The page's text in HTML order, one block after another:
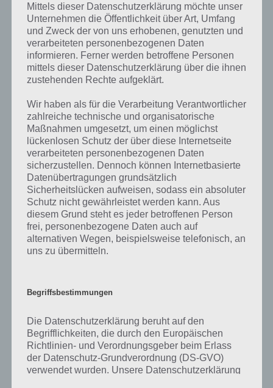
Kurze Begriffserklärung zur Lösung
Signal
Bilder 1 Wort, doch welche Bedeutung hat dieses eigentlich und was
gibt es dazu zu wissen? Passt das Wort auch zu Auf der Baustelle? Zu
bestimmten Lösungen präsentieren wir daher auch immer eine
kurze Begriffserklärung!
Zu Signal haben wir zunächst keine weiteren Informationen parat!
Auf WhatsApp teilen Teilen auf Facebook
Mehr Artikel hier auf Touchportal
Mittels dieser Datenschutzerklärung möchte unser
Unternehmen die Öffentlichkeit über Art, Umfang
und Zweck der von uns erhobenen, genutzten und
verarbeiteten personenbezogenen Daten
informieren. Ferner werden betroffene Personen
mittels dieser Datenschutzerklärung über die ihnen
zustehenden Rechte aufgeklärt.
Wir haben als für die Verarbeitung Verantwortlicher
zahlreiche technische und organisatorische
Maßnahmen umgesetzt, um einen möglichst
lückenlosen Schutz der über diese Internetseite
verarbeiteten personenbezogenen Daten
sicherzustellen. Dennoch können Internetbasierte
Datenübertragungen grundsätzlich
Sicherheitslücken aufweisen, sodass ein absoluter
Schutz nicht gewährleistet werden kann. Aus
diesem Grund steht es jeder betroffenen Person
frei, personenbezogene Daten auch auf
alternativen Wegen, beispielsweise telefonisch, an
uns zu übermitteln.
Begriffsbestimmungen
Die Datenschutzerklärung beruht auf den
Begrifflichkeiten, die durch den Europäischen
Richtlinien- und Verordnungsgeber beim Erlass
der Datenschutz-Grundverordnung (DS-GVO)
verwendet wurden. Unsere Datenschutzerklärung